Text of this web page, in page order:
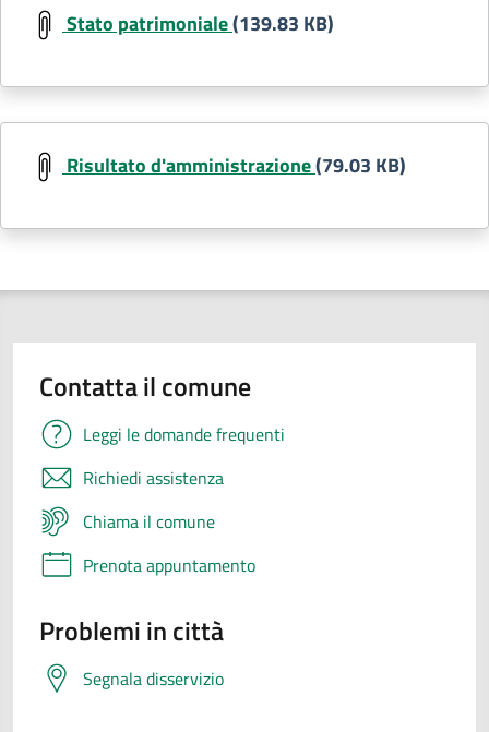
Stato patrimoniale(139.83 KB)
Risultato d'amministrazione(79.03 KB)
Contatta il comune
Leggi le domande frequenti
Richiedi assistenza
Chiama il comune
Prenota appuntamento
Problemi in città
Segnala disservizio